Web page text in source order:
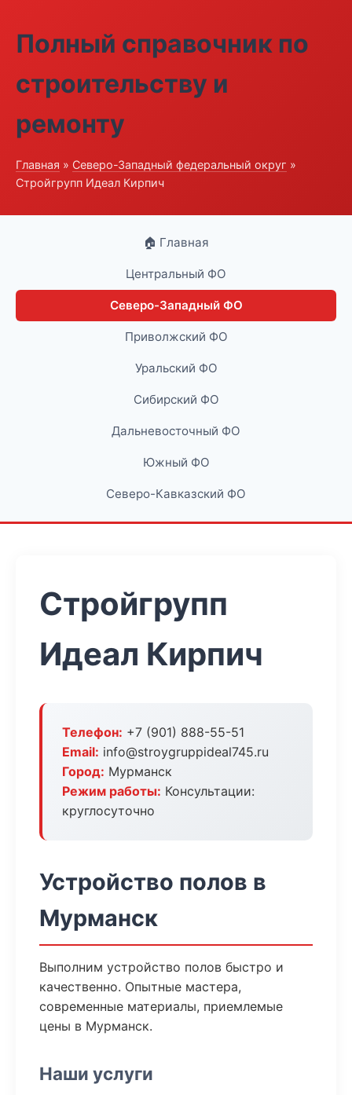
Полный справочник по
строительству и
ремонту
Главная » Северо-Западный федеральный округ »
Стройгрупп Идеал Кирпич
🏠 Главная
Центральный ФО
Северо-Западный ФО
Приволжский ФО
Уральский ФО
Сибирский ФО
Дальневосточный ФО
Южный ФО
Северо-Кавказский ФО
Стройгрупп
Идеал Кирпич
Телефон: +7 (901) 888-55-51
Email: info@stroygruppideal745.ru
Город: Мурманск
Режим работы: Консультации:
круглосуточно
Устройство полов в
Мурманск
Выполним устройство полов быстро и
качественно. Опытные мастера,
современные материалы, приемлемые
цены в Мурманск.
Наши услуги